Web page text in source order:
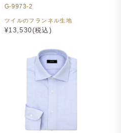
G-9973-2
ツイルのフランネル生地
¥13,530(税込)